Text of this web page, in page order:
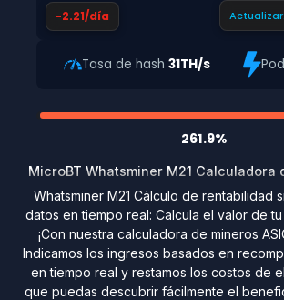
-2.21/día
Tasa de hash31TH/s
261.9%
MicroBT Whatsminer M21 Calculadora
Whatsminer M21 Cálculo de rentabilidad
datos en tiempo real: Calcula el valor de tu
¡Con nuestra calculadora de mineros
Indicamos los ingresos basados en
en tiempo real y restamos los costos de
que puedas descubrir fácilmente el